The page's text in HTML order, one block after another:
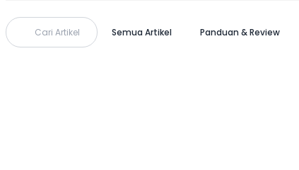
Cari Artikel Semua Artikel Panduan & Review